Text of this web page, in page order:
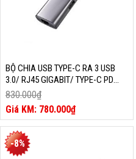
BỘ CHIA USB TYPE-C RA 3 USB
3.0/ RJ45 GIGABIT/ TYPE-C PD
UGREEN 20932
830.000₫
Giá
gốc
là:
830.000₫.
780.000₫
Giá
hiện
tại
là:
-8%